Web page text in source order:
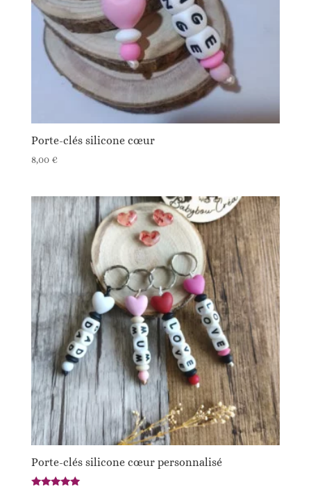
Porte-clés silicone cœur
8,00 €
Porte-clés silicone cœur personnalisé